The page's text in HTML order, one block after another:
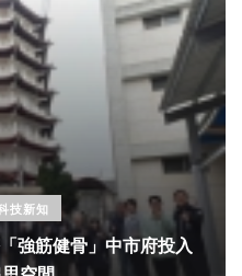
技新知
強筋健骨」中市府投入